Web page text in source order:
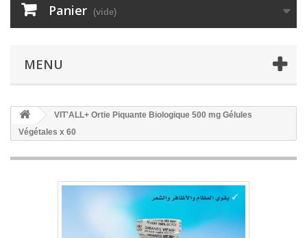
Panier (vide)
MENU
VIT'ALL+ Ortie Piquante Biologique 500 mg Gélules
Végétales x 60